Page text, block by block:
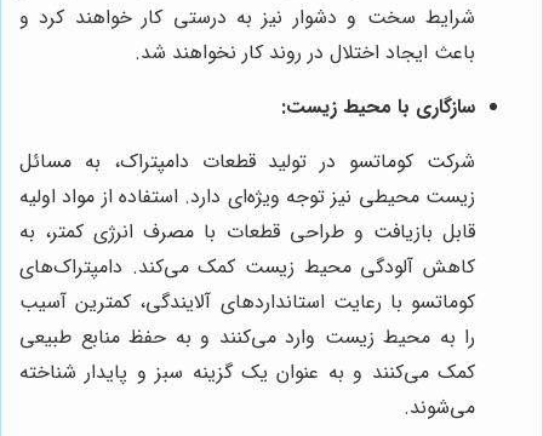
شرایط سخت و دشوار نیز به درستی کار خواهند کرد و
باعث ایجاد اختلال در روند کار نخواهند شد.
سازگاری با محیط زیست:
شرکت کوماتسو در تولید قطعات دامپتراک، به مسائل
زیست محیطی نیز توجه ویژه‌ای دارد. استفاده از مواد اولیه
قابل بازیافت و طراحی قطعات با مصرف انرژی کمتر، به
کاهش آلودگی محیط زیست کمک می‌کند. دامپتراک‌های
کوماتسو با رعایت استانداردهای آلایندگی، کمترین آسیب
را به محیط زیست وارد می‌کنند و به حفظ منابع طبیعی
کمک می‌کنند و به عنوان یک گزینه سبز و پایدار شناخته
می‌شوند.